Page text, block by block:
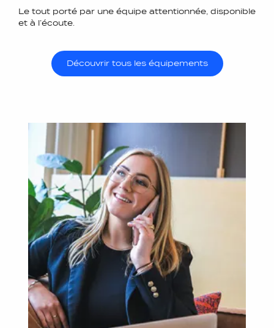
Le tout porté par une équipe attentionnée, disponible
et à l’écoute.
Découvrir tous les équipements